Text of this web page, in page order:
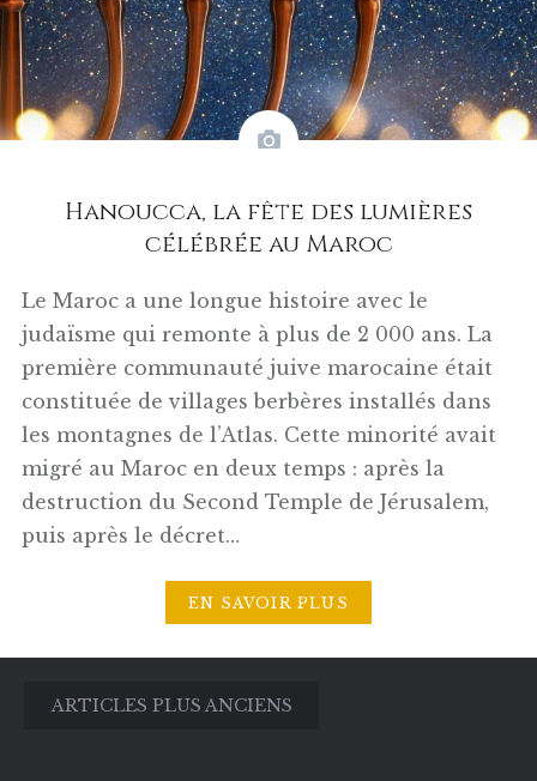
Hanoucca, la fête des lumières
célébrée au Maroc
Le Maroc a une longue histoire avec le
judaïsme qui remonte à plus de 2 000 ans. La
première communauté juive marocaine était
constituée de villages berbères installés dans
les montagnes de l’Atlas. Cette minorité avait
migré au Maroc en deux temps : après la
destruction du Second Temple de Jérusalem,
puis après le décret…
EN SAVOIR PLUS
Navigation
ARTICLES PLUS ANCIENS